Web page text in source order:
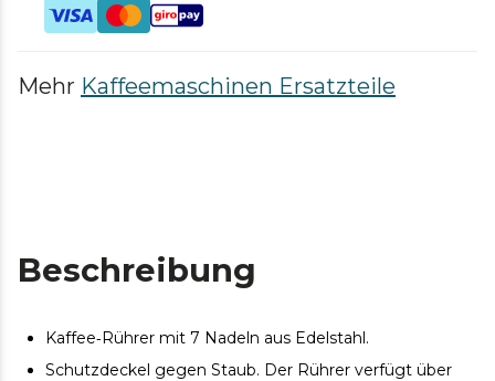
Mehr Kaffeemaschinen Ersatzteile
Beschreibung
Kaffee‑Rührer mit 7 Nadeln aus Edelstahl.
Schutzdeckel gegen Staub. Der Rührer verfügt über